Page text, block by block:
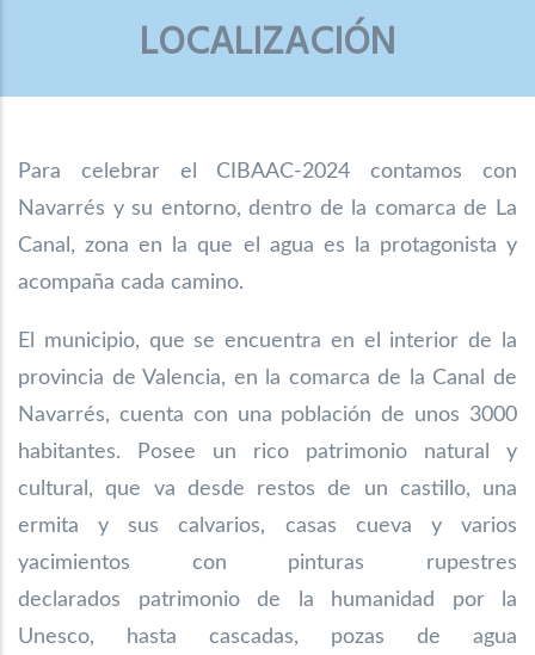
LOCALIZACIÓN
Para celebrar el CIBAAC-2024 contamos con
Navarrés y su entorno, dentro de la comarca de La
Canal, zona en la que el agua es la protagonista y
acompaña cada camino.
El municipio, que se encuentra en el interior de la
provincia de Valencia, en la comarcade la Canal de
Navarrés, cuenta con una población de unos 3000
habitantes. Posee un rico patrimonio natural y
cultural, que va desde restos de un castillo, una
ermita y suscalvarios, casas cueva y varios
yacimientos con pinturas rupestres
declarados patrimonio de la humanidad por la
Unesco, hasta cascadas, pozas de agua